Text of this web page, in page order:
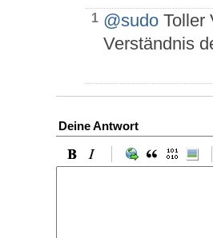
1 @sudo Toller
Verständnis
Deine Antwort